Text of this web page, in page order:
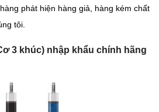
phát hiện hàng giả, hàng kém chất
tôi.
3 khúc) nhập khẩu chính hãng